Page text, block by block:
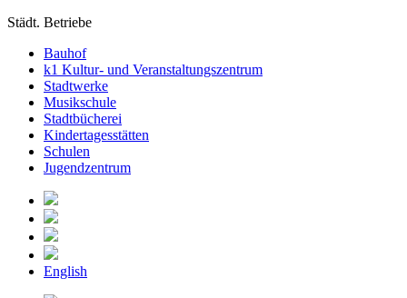
Städt. Betriebe
Bauhof
k1 Kultur- und Veranstaltungszentrum
Stadtwerke
Musikschule
Stadtbücherei
Kindertagesstätten
Schulen
Jugendzentrum
English